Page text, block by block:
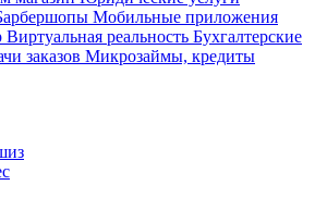
Мобильные приложения
Виртуальная реальность Бухгалтерские
заказов Микрозаймы, кредиты